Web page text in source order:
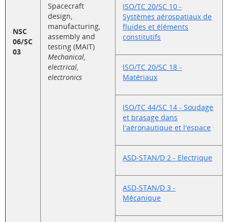
NSC
06/SC
03
Spacecraft
design,
manufacturing,
assembly and
testing (MAIT)
Mechanical,
electrical,
electronics
ISO/TC 20/SC 10 -
Systèmes aérospatiaux de
fluides et éléments
constitutifs
ISO/TC 20/SC 18 -
Matériaux
ISO/TC 44/SC 14 - Soudage
et brasage dans
l'aéronautique et l'espace
ASD-STAN/D 2 - Electrique
ASD-STAN/D 3 -
Mécanique